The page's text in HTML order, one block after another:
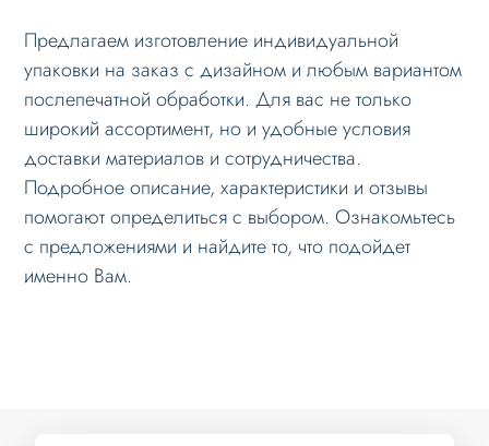
Предлагаем изготовление индивидуальной
упаковки на заказ с дизайном и любым вариантом
послепечатной обработки. Для вас не только
широкий ассортимент, но и удобные условия
доставки материалов и сотрудничества.
Подробное описание, характеристики и отзывы
помогают определиться с выбором. Ознакомьтесь
с предложениями и найдите то, что подойдет
именно Вам.